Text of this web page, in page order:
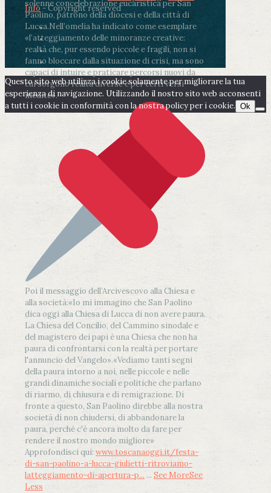
solenne concelebrazione eucaristica per San
Paolino, patrono della diocesi e della città di
Lucca.Nell’omelia ha indicato come esemplare
«l’atteggiamento delle minoranze creative:
realtà che, pur essendo piccole e fragili, non si
fanno bloccare dalla situazione di crisi, ma sono
capaci di intuire e praticare percorsi nuovi da
cui sorgono realtà diverse e per certi versi
inedite».
Poi il messaggio dell’Arcivescovo alla Chiesa e
alla società:«Io mi immagino che San Paolino
dica oggi alla Chiesa di Lucca di non avere paura.
La Chiesa del Concilio, del Cammino sinodale e
del magistero dei papi è una Chiesa che non ha
paura di confrontarsi con la realtà per portare
l'annuncio del Vangelo».«Vediamo tanti segni
della paura intorno a noi, nelle piccole e nelle
grandi dinamiche sociali e politiche che parlano
di riarmo, di chiusura e di remigrazione. Di
fronte a questo, San Paolino direbbe alla nostra
società di non chiudersi, di abbandonare la
paura, perché c'è ancora molto da fare per
rendere il nostro mondo migliore»
Approfondisci qui: www.toscanaoggi.it/festa-
di-san-paolino-a-lucca-giulietti-ritroviamo-
latteggiamento-di-apertura-p... ... See MoreSee
Less
Info- Copyright reserved
Questo sito web utilizza i cookie solamente per migliorare la tua
esperienza di navigazione. Utilizzando il nostro sito web acconsenti
a tutti i cookie in conformità con la nostra policy per i cookie. Ok